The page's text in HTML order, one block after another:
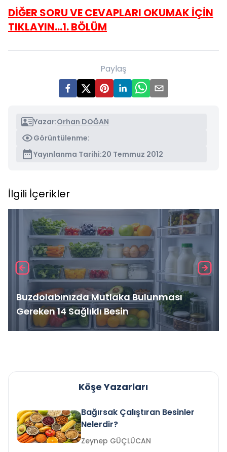
DİĞER SORU VE CEVAPLARI OKUMAK İÇİN
TIKLAYIN...1. BÖLÜM
Paylaş
Yazar:Orhan DOĞAN
Görüntülenme:
Yayınlanma Tarihi:20 Temmuz 2012
İlgili İçerikler
Buzdolabınızda Mutlaka Bulunması
Gereken 14 Sağlıklı Besin
Köşe Yazarları
Bağırsak Çalıştıran Besinler
Nelerdir?
Zeynep GÜÇLÜCAN